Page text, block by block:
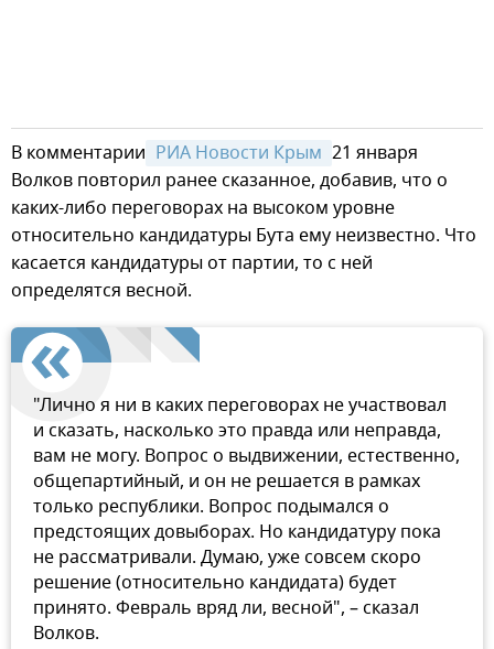
В комментарии РИА Новости Крым 21 января
Волков повторил ранее сказанное, добавив, что о
каких-либо переговорах на высоком уровне
относительно кандидатуры Бута ему неизвестно. Что
касается кандидатуры от партии, то с ней
определятся весной.
"Лично я ни в каких переговорах не участвовал
и сказать, насколько это правда или неправда,
вам не могу. Вопрос о выдвижении, естественно,
общепартийный, и он не решается в рамках
только республики. Вопрос подымался о
предстоящих довыборах. Но кандидатуру пока
не рассматривали. Думаю, уже совсем скоро
решение (относительно кандидата) будет
принято. Февраль вряд ли, весной", – сказал
Волков.